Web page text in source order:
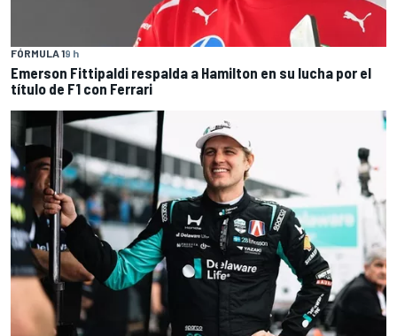
FÓRMULA 19 h
Emerson Fittipaldi respalda a Hamilton en su lucha por el
título de F1 con Ferrari